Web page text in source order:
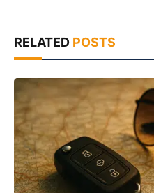
RELATED POSTS